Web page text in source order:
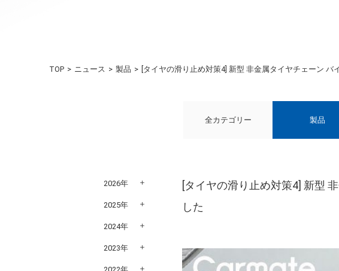
TOP ニュース 製品 [タイヤの滑り止め対策4] 新型 非金属タイヤチェーン
全カテゴリー 製品
[タイヤの滑り止め対策4] 新型
した
2026年
2025年
2024年
2023年